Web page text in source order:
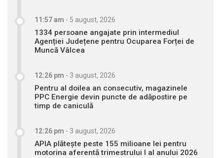
11:57 am - 5 august, 2026
1334 persoane angajate prin intermediul
Agenției Județene pentru Ocuparea Forței de
Muncă Vâlcea
12:26 pm - 3 august, 2026
Pentru al doilea an consecutiv, magazinele
PPC Energie devin puncte de adăpostire pe
timp de caniculă
12:26 pm - 3 august, 2026
APIA plătește peste 155 milioane lei pentru
motorina aferentă trimestrului I al anului 2026